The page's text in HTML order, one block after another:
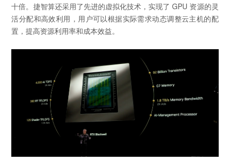
十倍。捷智算还采用了先进的虚拟化技术，实现了 GPU 资源的灵
活分配和高效利用，用户可以根据实际需求动态调整云主机的配
置，提高资源利用率和成本效益。